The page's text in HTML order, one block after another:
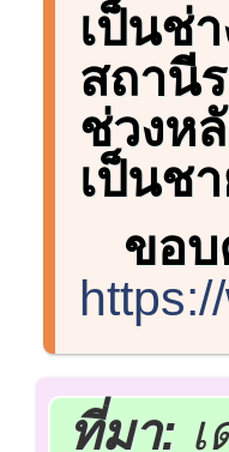
เป็นช่
สถานี
ช่วงห
เป็นช
ขอ
ที่มา: